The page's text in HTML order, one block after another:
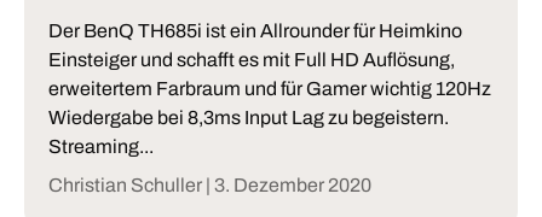
Der BenQ TH685i ist ein Allrounder für Heimkino
Einsteiger und schafft es mit Full HD Auflösung,
erweitertem Farbraum und für Gamer wichtig 120Hz
Wiedergabe bei 8,3ms Input Lag zu begeistern.
Streaming...
Christian Schuller | 3. Dezember 2020